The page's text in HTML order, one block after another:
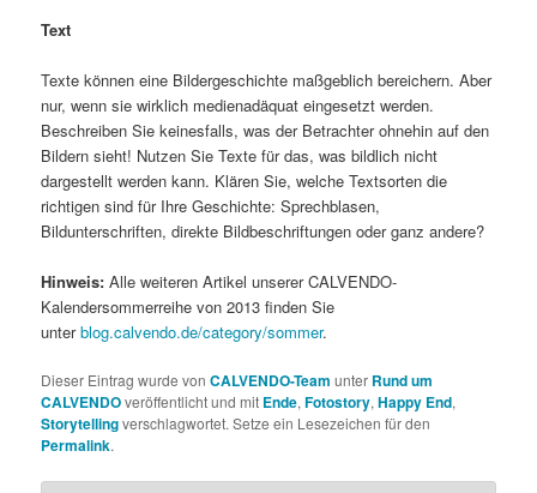
Text
Texte können eine Bildergeschichte maßgeblich bereichern. Aber
nur, wenn sie wirklich medienadäquat eingesetzt werden.
Beschreiben Sie keinesfalls, was der Betrachter ohnehin auf den
Bildern sieht! Nutzen Sie Texte für das, was bildlich nicht
dargestellt werden kann. Klären Sie, welche Textsorten die
richtigen sind für Ihre Geschichte: Sprechblasen,
Bildunterschriften, direkte Bildbeschriftungen oder ganz andere?
Hinweis: Alle weiteren Artikel unserer CALVENDO-
Kalendersommerreihe von 2013 finden Sie
unterblog.calvendo.de/category/sommer.
Dieser Eintrag wurde vonCALVENDO-Team unter Rund um
CALVENDOveröffentlicht und mit Ende,Fotostory,Happy End,
Storytellingverschlagwortet. Setze ein Lesezeichen für den
Permalink.